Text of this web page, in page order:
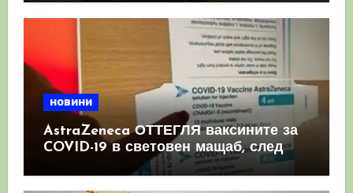
новини
AstraZeneca ОТТЕГЛЯ ваксините за
COVID-19 в световен мащаб, след
като призна, че те причиняват
КРЪВНИ съсиреци